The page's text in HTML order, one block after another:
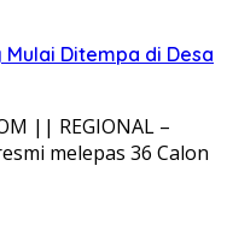
Mulai Ditempa di Desa
|| REGIONAL –
melepas 36 Calon